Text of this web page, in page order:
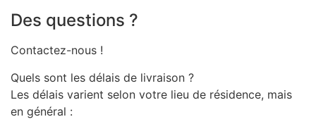
Des questions ?
Contactez-nous !
Quels sont les délais de livraison ?
Les délais varient selon votre lieu de résidence, mais
en général :